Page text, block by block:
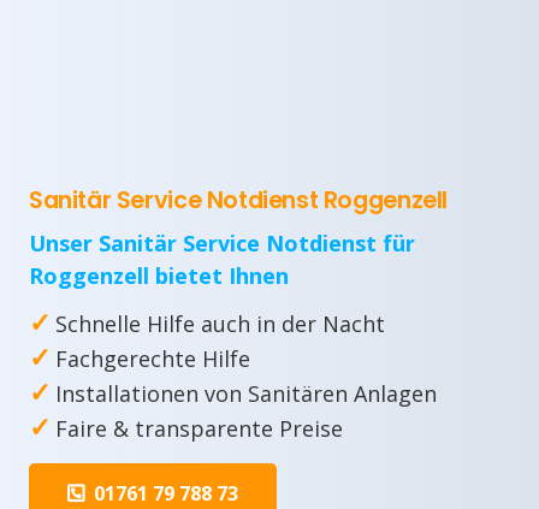
Sanitär Service Notdienst Roggenzell
Unser Sanitär Service Notdienst für
Roggenzell bietet Ihnen
✓ Schnelle Hilfe auch in der Nacht
✓ Fachgerechte Hilfe
✓ Installationen von Sanitären Anlagen
✓ Faire & transparente Preise
01761 79 788 73